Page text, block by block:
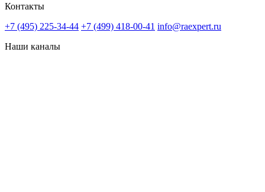
Контакты
+7 (495) 225-34-44 +7 (499) 418-00-41 info@raexpert.ru
Наши каналы